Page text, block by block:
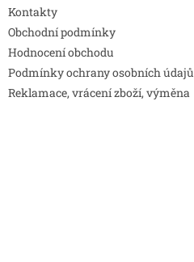
Kontakty
Obchodní podmínky
Hodnocení obchodu
Podmínky ochrany osobních údajů
Reklamace, vrácení zboží, výměna